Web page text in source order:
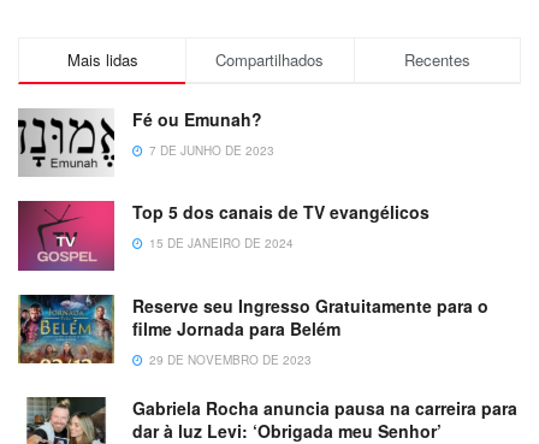
Mais lidas Compartilhados Recentes
Fé ou Emunah?
7 DE JUNHO DE 2023
Top 5 dos canais de TV evangélicos
15 DE JANEIRO DE 2024
Reserve seu Ingresso Gratuitamente para o
filme Jornada para Belém
29 DE NOVEMBRO DE 2023
Gabriela Rocha anuncia pausa na carreira para
dar à luz Levi: ‘Obrigada meu Senhor’